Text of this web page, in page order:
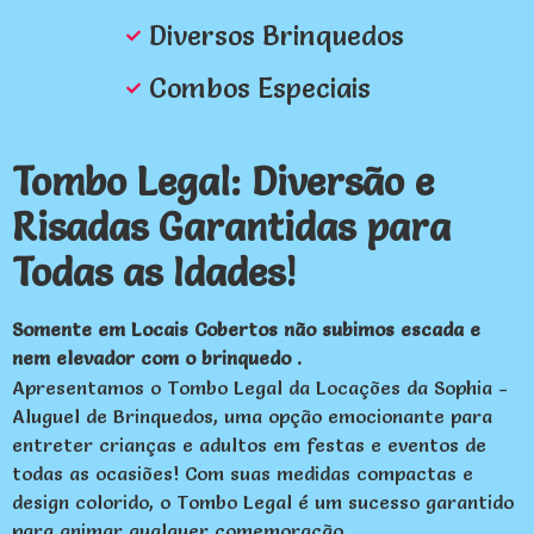
Diversos Brinquedos
Combos Especiais
Tombo Legal: Diversão e
Risadas Garantidas para
Todas as Idades!
Somente em Locais Cobertos não subimos escada e
nem elevador com o brinquedo .
Apresentamos o Tombo Legal da Locações da Sophia -
Aluguel de Brinquedos, uma opção emocionante para
entreter crianças e adultos em festas e eventos de
todas as ocasiões! Com suas medidas compactas e
design colorido, o Tombo Legal é um sucesso garantido